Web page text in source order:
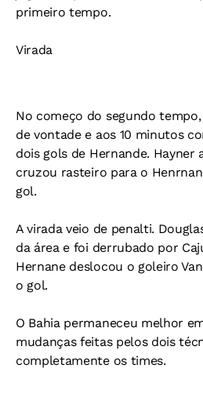
primeiro tempo.
Virada
No começo do segundo
de vontade e aos 10 minutos
dois gols de Hernande. Hayner
cruzou rasteiro para o
gol.
A virada veio de penalti.
da área e foi derrubado por
Hernane deslocou o goleiro
o gol.
O Bahia permaneceu melhor
mudanças feitas pelos dois
completamente os times.